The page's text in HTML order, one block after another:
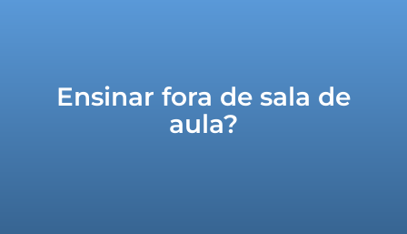
Ensinar fora de sala de
aula?